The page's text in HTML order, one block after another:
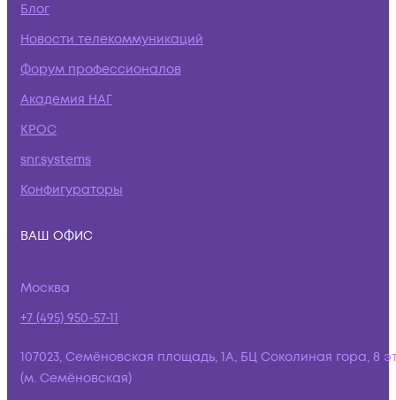
Блог
Новости телекоммуникаций
Форум профессионалов
Академия НАГ
КРОС
snr.systems
Конфигураторы
ВАШ ОФИС
Москва
+7 (495) 950-57-11
107023, Семёновская площадь, 1А, БЦ Соколиная гора, 8
(м. Семёновская)